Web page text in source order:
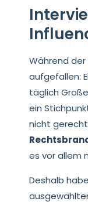
Während
aufgefallen:
täglich
ein
nicht
es vor allem
Deshalb